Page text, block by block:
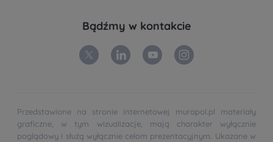
Bądźmy w kontakcie
Przedstawione na stronie internetowej murapol.pl materiały
graficzne, w tym wizualizacje, mają charakter wyłącznie
poglądowy i służą wyłącznie celom prezentacyjnym. Ukazane w